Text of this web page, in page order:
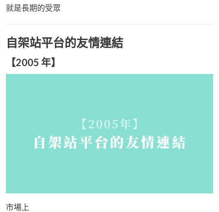
就是長期的受眾
自架站平台的友情連結
【2005 年】
市場上